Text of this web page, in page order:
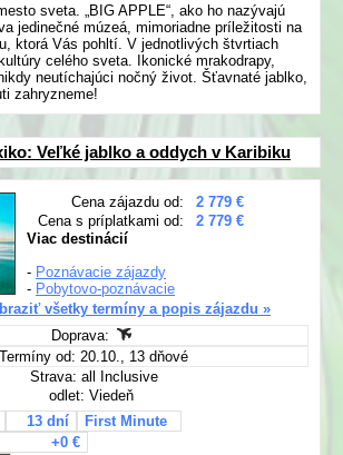
sveta. „BIG APPLE“, ako ho nazývajú
jedinečné múzeá, mimoriadne príležitosti na
ktorá Vás pohltí. V jednotlivých štvrtiach
celého sveta. Ikonické mrakodrapy,
neutíchajúci nočný život. Šťavnaté jablko,
zahryzneme!
Veľké jablko a oddych v Karibiku
Cena zájazdu od:
2 779 €
Cena s príplatkami od:
2 779 €
Viac destinácií
- Poznávacie zájazdy
- Pobytovo-poznávacie
všetky termíny a popis zájazdu »
Doprava:
Termíny od: 20.10., 13 dňové
Strava: all Inclusive
odlet: Viedeň
13 dní
First Minute
+0 €